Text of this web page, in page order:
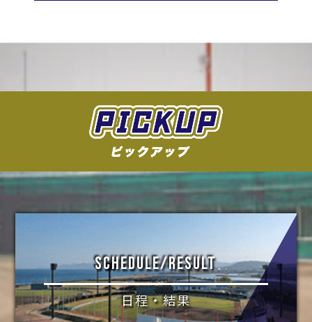
SCHEDULE/RESULT
日程・結果